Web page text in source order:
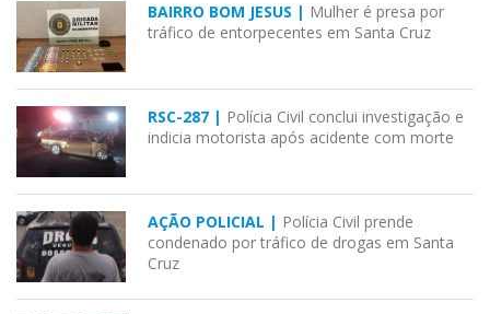
BAIRRO BOM JESUS | Mulher é presa por
tráfico de entorpecentes em Santa Cruz
RSC-287 | Polícia Civil conclui investigação e
indicia motorista após acidente com morte
AÇÃO POLICIAL | Polícia Civil prende
condenado por tráfico de drogas em Santa
Cruz